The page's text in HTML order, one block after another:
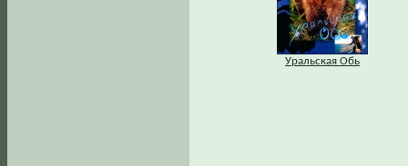
Уральская Обь